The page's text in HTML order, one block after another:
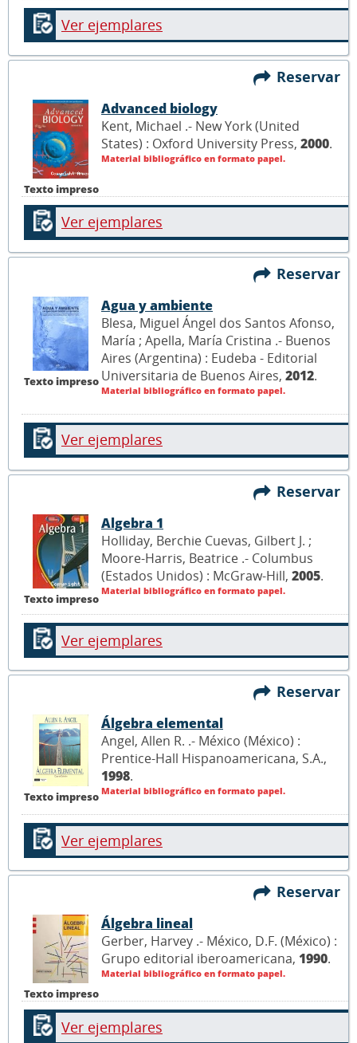
Ver ejemplares
Reservar
Texto impreso
Advanced biology
Kent, Michael .- New York (United
States) : Oxford University Press, 2000.
Material bibliográfico en formato papel.
Ver ejemplares
Reservar
Texto impreso
Agua y ambiente
Blesa, Miguel Ángel dos Santos Afonso,
María ; Apella, María Cristina .- Buenos
Aires (Argentina) : Eudeba - Editorial
Universitaria de Buenos Aires, 2012.
Material bibliográfico en formato papel.
Ver ejemplares
Reservar
Texto impreso
Algebra 1
Holliday, Berchie Cuevas, Gilbert J. ;
Moore-Harris, Beatrice .- Columbus
(Estados Unidos) : McGraw-Hill, 2005.
Material bibliográfico en formato papel.
Ver ejemplares
Reservar
Texto impreso
Álgebra elemental
Angel, Allen R. .- México (México) :
Prentice-Hall Hispanoamericana, S.A.,
1998.
Material bibliográfico en formato papel.
Ver ejemplares
Reservar
Texto impreso
Álgebra lineal
Gerber, Harvey .- México, D.F. (México) :
Grupo editorial iberoamericana, 1990.
Material bibliográfico en formato papel.
Ver ejemplares